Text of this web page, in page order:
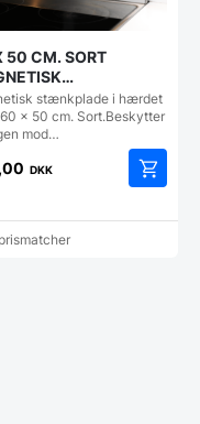
50 CM. SORT
stænkplade i hærdet
x 50 cm. Sort.Beskytter
mod…
DKK